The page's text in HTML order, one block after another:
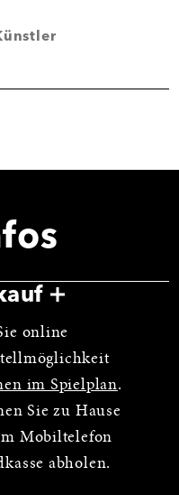
online
im Spielplan.
Sie zu Hause
Mobiltelefon
abholen.